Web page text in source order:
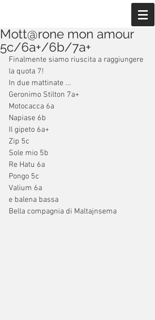
Mott@rone mon amour
5c/6a+/6b/7a+
Finalmente siamo riuscita a raggiungere
la quota 7!
In due mattinate ...
Geronimo Stilton 7a+
Motocacca 6a
Napiase 6b
Il gipeto 6a+
Zip 5c
Sole mio 5b
Re Hatu 6a
Pongo 5c
Valium 6a
e balena bassa
Bella compagnia di Maltajnsema